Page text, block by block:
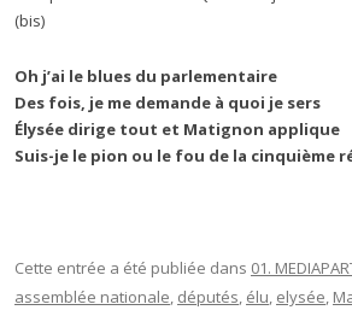
(bis)
Oh j’ai le blues du parlementaire
Des fois, je me demande à quoi je sers
Élysée dirige tout et Matignon applique
Suis-je le pion ou le fou de la cinquième
Cette entrée a été publiée dans 01.
assemblée nationale, députés, élu, elysée,